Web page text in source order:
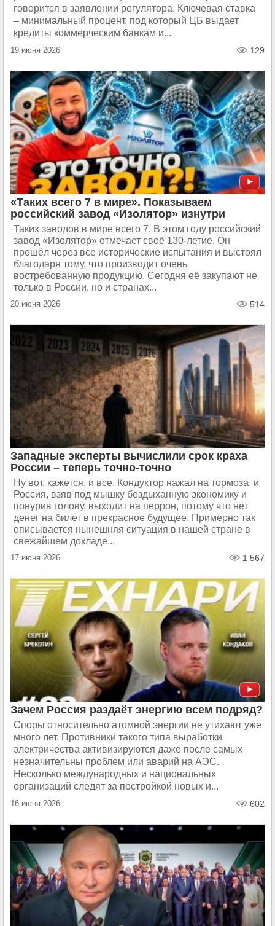
говорится в заявлении регулятора. Ключевая ставка
– минимальный процент, под который ЦБ выдает
кредиты коммерческим банкам и...
19 июня 2026 129
«Таких всего 7 в мире». Показываем
российский завод «Изолятор» изнутри
Таких заводов в мире всего 7. В этом году российский
завод «Изолятор» отмечает своё 130-летие. Он
прошёл через все исторические испытания и выстоял
благодаря тому, что производит очень
востребованную продукцию. Сегодня её закупают не
только в России, но и странах...
20 июня 2026 514
Западные эксперты вычислили срок краха
России – теперь точно-точно
Ну вот, кажется, и все. Кондуктор нажал на тормоза, и
Россия, взяв под мышку бездыханную экономику и
понурив голову, выходит на перрон, потому что нет
денег на билет в прекрасное будущее. Примерно так
описывается нынешняя ситуация в нашей стране в
свежайшем докладе...
17 июня 2026 1 567
Зачем Россия раздаёт энергию всем подряд?
Споры относительно атомной энергии не утихают уже
много лет. Противники такого типа выработки
электричества активизируются даже после самых
незначительны проблем или аварий на АЭС.
Несколько международных и национальных
организаций следят за постройкой новых и...
16 июня 2026 602